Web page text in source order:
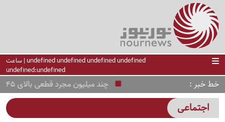
undefined undefined undefined undefined | ساعت
undefined:undefined
خط خبر چند میلیون مجرد قطعی بالای 45 سال در ایران زندگی می‌کنند/دلایل فرار از ازدواج
اجتماعی